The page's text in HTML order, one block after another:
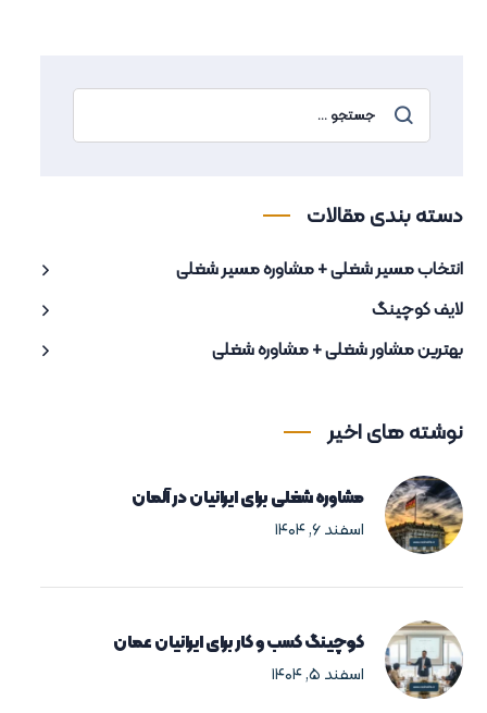
دسته بندی مقالات
انتخاب مسیر شغلی + مشاوره مسیر شغلی
لایف کوچینگ
بهترین مشاور شغلی + مشاوره شغلی
نوشته های اخیر
مشاوره شغلی برای ایرانیان در آلمان
اسفند ۶, ۱۴۰۴
کوچینگ کسب و کار برای ایرانیان عمان
اسفند ۵, ۱۴۰۴